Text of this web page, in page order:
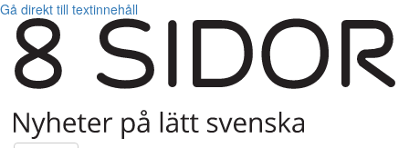
Gå direkt till textinnehåll